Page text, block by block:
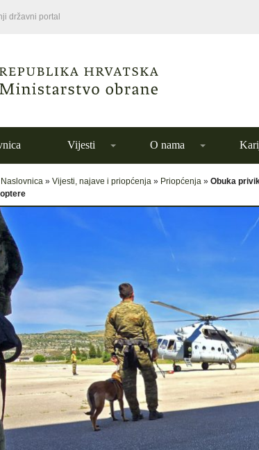
državni portal
Vijesti O nama
Naslovnica » Vijesti, najave i priopćenja » Priopćenja » Obuka